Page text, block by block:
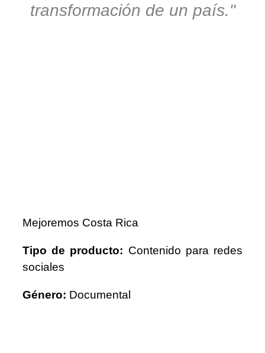
transformación de un país."
Mejoremos Costa Rica
Tipo de producto: Contenido para redes
sociales
Género: Documental